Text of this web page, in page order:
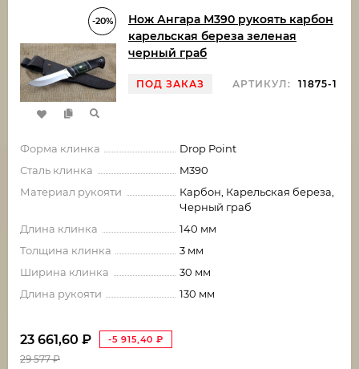
-20%
Нож Ангара М390 рукоять карбон
карельская береза зеленая
черный граб
ПОД ЗАКАЗ АРТИКУЛ: 11875-1
Форма клинка
Drop Point
Сталь клинка
M390
Материал рукояти
Карбон, Карельская береза,
Черный граб
Длина клинка
140 мм
Толщина клинка
3 мм
Ширина клинка
30 мм
Длина рукояти
130 мм
23 661,60 ₽ -5 915,40 ₽
29 577₽